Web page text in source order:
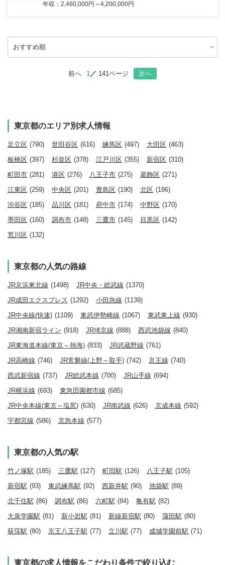
年収：2,460,000円～4,200,000円
前へ 1 141ページ 次へ
東京都のエリア別求人情報
足立区 (790) 世田谷区 (616) 練馬区 (497) 大田区 (463)
板橋区 (397) 杉並区 (378) 江戸川区 (355) 新宿区 (310)
町田市 (281) 港区 (276) 八王子市 (275) 葛飾区 (271)
江東区 (259) 中央区 (201) 豊島区 (190) 北区 (186)
渋谷区 (185) 品川区 (181) 府中市 (174) 中野区 (170)
墨田区 (160) 調布市 (148) 三鷹市 (145) 目黒区 (142)
荒川区 (132)
東京都の人気の路線
JR京浜東北線 (1498) JR中央・総武線 (1370)
JR成田エクスプレス (1292) 小田急線 (1139)
JR中央線(快速) (1109) 東武伊勢崎線 (1067) 東武東上線 (930)
JR湘南新宿ライン (918) JR埼京線 (888) 西武池袋線 (840)
JR東海道本線(東京～熱海) (833) JR武蔵野線 (761)
JR高崎線 (746) JR常磐線(上野～取手) (742) 京王線 (740)
西武新宿線 (737) JR総武本線 (700) JR山手線 (694)
JR横浜線 (693) 東急田園都市線 (685)
JR中央本線(東京～塩尻) (630) JR南武線 (626) 京成本線 (592)
宇都宮線 (586) 京急本線 (577)
東京都の人気の駅
竹ノ塚駅 (185) 三鷹駅 (127) 町田駅 (126) 八王子駅 (105)
新宿駅 (93) 東武練馬駅 (92) 西新井駅 (90) 池袋駅 (89)
北千住駅 (86) 調布駅 (86) 六町駅 (84) 亀有駅 (82)
大泉学園駅 (81) 新小岩駅 (81) 新線新宿駅 (80) 蒲田駅 (80)
荻窪駅 (80) 京王八王子駅 (77) 立川駅 (77) 成城学園前駅 (71)
東京都の求人情報をこだわり条件で絞り込む